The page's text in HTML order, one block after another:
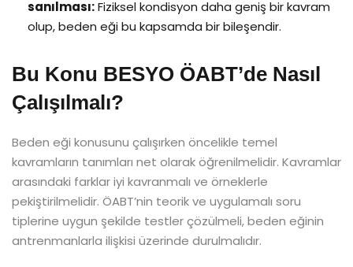
sanılması:Fiziksel kondisyon daha geniş bir kavram
olup, beden eği bu kapsamda bir bileşendir.
Bu Konu BESYO ÖABT’de Nasıl
Çalışılmalı?
Beden eği konusunu çalışırken öncelikle temel
kavramların tanımları net olarak öğrenilmelidir. Kavramlar
arasındaki farklar iyi kavranmalı ve örneklerle
pekiştirilmelidir. ÖABT’nin teorik ve uygulamalı soru
tiplerine uygun şekilde testler çözülmeli, beden eğinin
antrenmanlarla ilişkisi üzerinde durulmalıdır.